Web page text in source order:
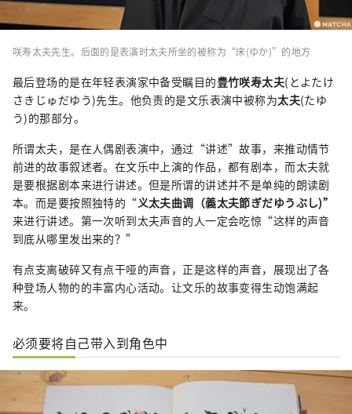
咲寿太夫先生。后面的是表演时太夫所坐的被称为“床(ゆか)”的地方
最后登场的是在年轻表演家中备受瞩目的豊竹咲寿太夫(とよたけ
さきじゅだゆう)先生。他负责的是文乐表演中被称为太夫(たゆ
う)的那部分。
所谓太夫，是在人偶剧表演中，通过“讲述”故事，来推动情节
前进的故事叙述者。在文乐中上演的作品，都有剧本，而太夫就
是要根据剧本来进行讲述。但是所谓的讲述并不是单纯的朗读剧
本。而是要按照独特的“义太夫曲调（義太夫節ぎだゆうぶし)”
来进行讲述。第一次听到太夫声音的人一定会吃惊“这样的声音
到底从哪里发出来的？”
有点支离破碎又有点干哑的声音，正是这样的声音，展现出了各
种登场人物的的丰富内心活动。让文乐的故事变得生动饱满起
来。
必须要将自己带入到角色中